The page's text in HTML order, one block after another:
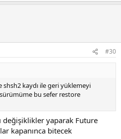
#30
shsh2 kaydı ile geri yüklemeyi
sürümüme bu sefer restore
değişiklikler yaparak Future
kapanınca bitecek